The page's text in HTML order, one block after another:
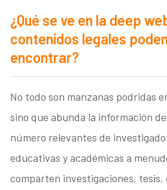
¿Qué se ve en la deep
contenidos legales
encontrar?
No todo son manzanas podridas
sino que abunda la información
número relevantes de
educativas y académicas a
comparten investigaciones, tesis,